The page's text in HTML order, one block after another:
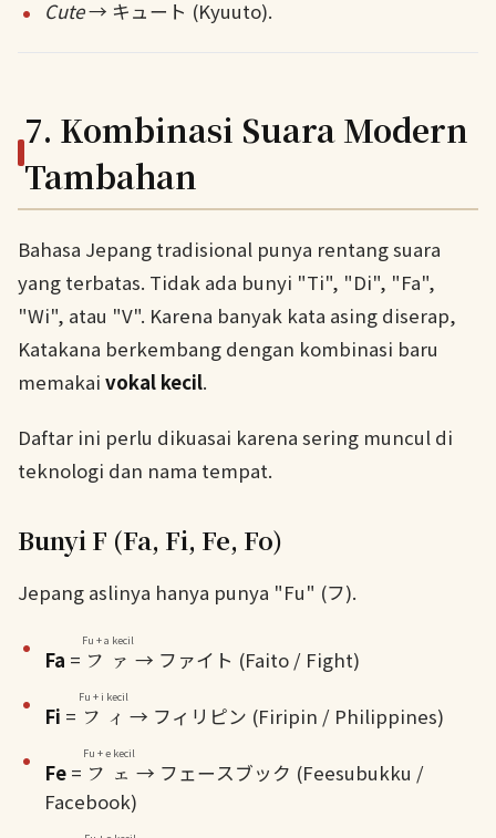
Cute→ キュート (Kyuuto).
7. Kombinasi Suara Modern
Tambahan
Bahasa Jepang tradisional punya rentang suara
yang terbatas. Tidak ada bunyi "Ti", "Di", "Fa",
"Wi", atau "V". Karena banyak kata asing diserap,
Katakana berkembang dengan kombinasi baru
memakai vokal kecil.
Daftar ini perlu dikuasai karena sering muncul di
teknologi dan nama tempat.
Bunyi F (Fa, Fi, Fe, Fo)
Jepang aslinya hanya punya "Fu" (フ).
Fa = ファ
Fu + a kecil
→ ファイト (Faito / Fight)
Fi = フィ
Fu + i kecil
→ フィリピン (Firipin / Philippines)
Fe = フェ
Fu + e kecil
→ フェースブック (Feesubukku /
Facebook)